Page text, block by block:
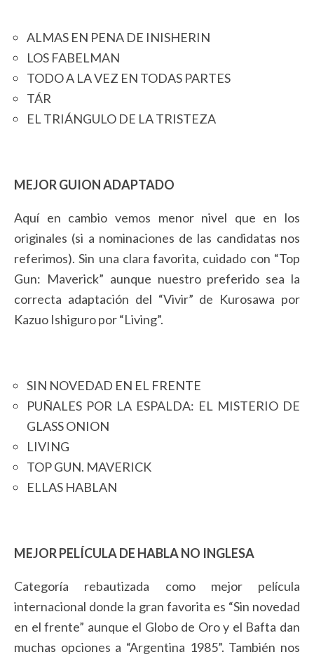
ALMAS EN PENA DE INISHERIN
LOS FABELMAN
TODO A LA VEZ EN TODAS PARTES
TÁR
EL TRIÁNGULO DE LA TRISTEZA
MEJOR GUION ADAPTADO
Aquí en cambio vemos menor nivel que en los
originales (si a nominaciones de las candidatas nos
referimos). Sin una clara favorita, cuidado con “Top
Gun: Maverick” aunque nuestro preferido sea la
correcta adaptación del “Vivir” de Kurosawa por
Kazuo Ishiguro por “Living”.
SIN NOVEDAD EN EL FRENTE
PUÑALES POR LA ESPALDA: EL MISTERIO DE
GLASS ONION
LIVING
TOP GUN. MAVERICK
ELLAS HABLAN
MEJOR PELÍCULA DE HABLA NO INGLESA
Categoría rebautizada como mejor película
internacional donde la gran favorita es “Sin novedad
en el frente” aunque el Globo de Oro y el Bafta dan
muchas opciones a “Argentina 1985”. También nos